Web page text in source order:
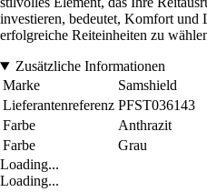
investieren, bedeutet, Komfort und
erfolgreiche Reiteinheiten zu
Zusätzliche Informationen
Marke
Samshield
Lieferantenreferenz PFST036143
Farbe
Anthrazit
Farbe
Grau
Loading...
Loading...